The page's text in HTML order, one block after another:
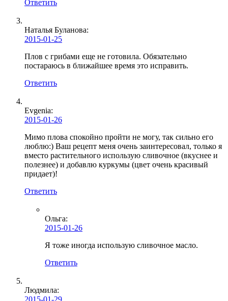
Ответить
Наталья Буланова:
2015-01-25
Плов с грибами еще не готовила. Обязательно
постараюсь в ближайшее время это исправить.
Ответить
Evgenia:
2015-01-26
Мимо плова спокойно пройти не могу, так сильно его
люблю:) Ваш рецепт меня очень заинтересовал, только я
вместо растительного использую сливочное (вкуснее и
полезнее) и добавлю куркумы (цвет очень красивый
придает)!
Ответить
Ольга:
2015-01-26
Я тоже иногда использую сливочное масло.
Ответить
Людмила: